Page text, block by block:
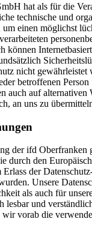
hat als für die
technische und
um einen möglichst
können
nicht gewährleistet
betroffenen Person
auch auf alternativen
an uns zu
der ifd Oberfranken
durch den
Erlass der
Unsere
als auch für
lesbar und
wir vorab die